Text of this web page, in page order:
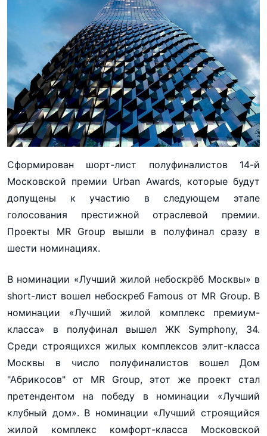
Сформирован шорт-лист полуфиналистов 14-й
Московской премии Urban Awards, которые будут
допущены к участию в следующем этапе
голосования престижной отраслевой премии.
Проекты MR Group вышли в полуфинал сразу в
шести номинациях.
В номинации «Лучший жилой небоскрёб Москвы» в
short-лист вошел небоскреб Famous от MR Group. В
номинации «Лучший жилой комплекс премиум-
класса» в полуфинал вышел ЖК Symphony, 34.
Среди строящихся жилых комплексов элит-класса
Москвы в число полуфиналистов вошел Дом
"Абрикосов" от MR Group, этот же проект стал
претендентом на победу в номинации «Лучший
клубный дом». В номинации «Лучший строящийся
жилой комплекс комфорт-класса Московской